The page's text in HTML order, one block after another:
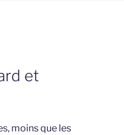
et
moins que les